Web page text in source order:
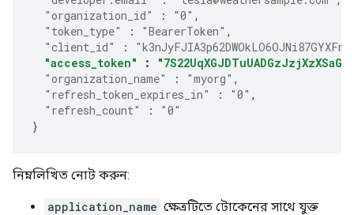
"organization_id"
: "0" ,
"token_type"
: "BearerToken" ,
"client_id"
:
"access_token"
:
"organization_name"
: "myorg" ,
"refresh_token_expires_in"
: "0" ,
"refresh_count"
:
"0"
}
নিম্নলিখিত নোট করুন:
application_name ক্ষেত্রটিতে টোকেনের সাথে যুক্ত